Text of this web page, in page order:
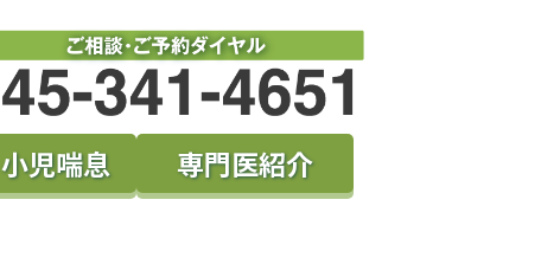
小児喘息 専門医紹介